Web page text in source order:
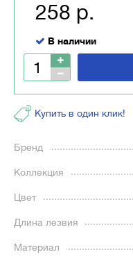
Бренд
Коллекция
Цвет
Длина лезвия
Материал
258 р.
В наличии
Купить в один клик!